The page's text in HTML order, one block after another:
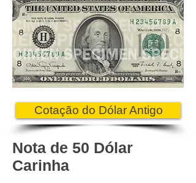
Cotação do Dólar Antigo
Nota de 50 Dólar
Carinha